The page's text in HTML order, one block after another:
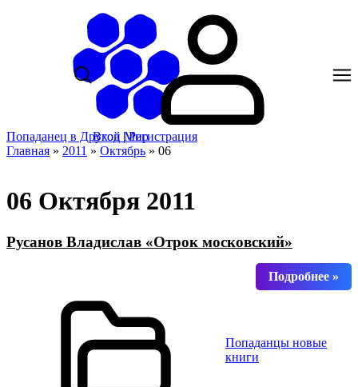
Попаданец в Другой Мир
Вход |Регистрация
Главная » 2011 » Октябрь » 06
06 Октября 2011
Русанов Владислав «Отрок московский»
Попаданцы новые
книги